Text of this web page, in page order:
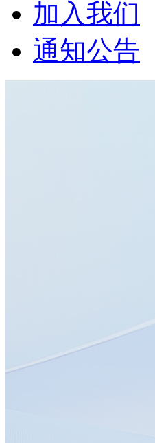
加入我们
通知公告